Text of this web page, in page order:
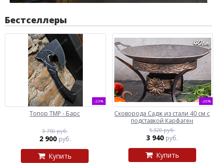
Бестселлеры
-23%
Топор ТМР - Барс
3 750 руб.
2 900 руб.
Купить
-26%
Сковорода Садж из стали 40 см с
подставкой Карфаген
5 320 руб.
3 940 руб.
Купить